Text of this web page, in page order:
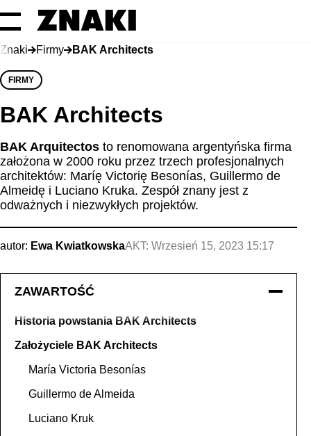
Znaki Firmy BAK Architects
FIRMY
BAK Architects
BAK Arquitectos to renomowana argentyńska firma
założona w 2000 roku przez trzech profesjonalnych
architektów: Maríę Victorię Besonías, Guillermo de
Almeidę i Luciano Kruka. Zespół znany jest z
odważnych i niezwykłych projektów.
autor: Ewa KwiatkowskaAKT: Wrzesień 15, 2023 15:17
ZAWARTOŚĆ
Historia powstania BAK Architects
Założyciele BAK Architects
María Victoria Besonías
Guillermo de Almeida
Luciano Kruk